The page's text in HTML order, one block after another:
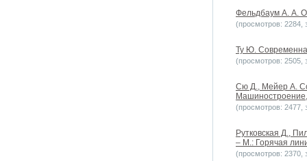
Фельдбаум А. А.
(просмотров: 2284,
Ту Ю.
(просмотров: 2505,
Сю Д., Мейер А.
(просмотров: 2477,
Рутковская Д.,
– М.: Горячая
(просмотров: 2370,